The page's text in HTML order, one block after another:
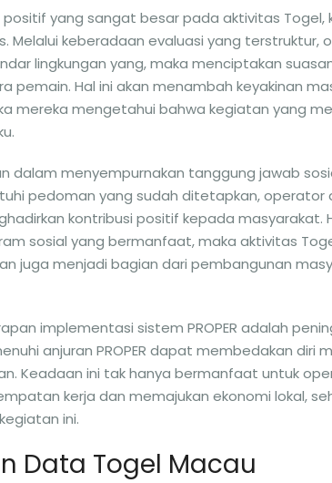
positif yang sangat besar pada aktivitas Togel,
Melalui keberadaan evaluasi yang terstruktur,
lingkungan yang, maka menciptakan
pemain. Hal ini akan menambah keyakinan
mereka mengetahui bahwa kegiatan yang
dalam menyempurnakan tanggung jawab
pedoman yang sudah ditetapkan, operator
kontribusi positif kepada masyarakat.
sosial yang bermanfaat, maka aktivitas
juga menjadi bagian dari pembangunan
implementasi sistem PROPER adalah
anjuran PROPER dapat membedakan diri
Keadaan ini tak hanya bermanfaat untuk
kerja dan memajukan ekonomi lokal,
ini.
Data Togel Macau